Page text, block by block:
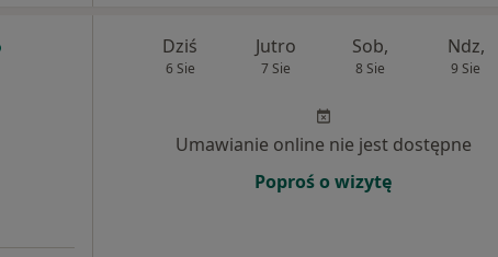
Dziś
6 Sie
Jutro
7 Sie
Sob,
8 Sie
Ndz,
9 Sie
Umawianie online nie jest dostępne
Poproś o wizytę